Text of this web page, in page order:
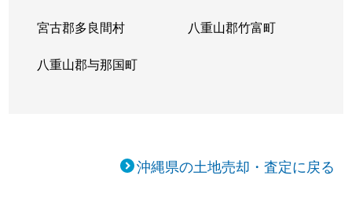
宮古郡多良間村 八重山郡竹富町
八重山郡与那国町
沖縄県の土地売却・査定に戻る